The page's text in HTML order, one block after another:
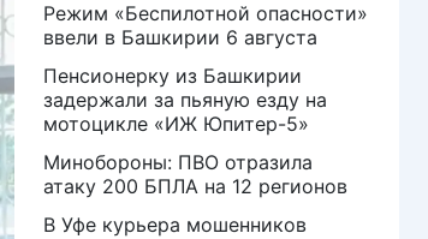
Режим «Беспилотной опасности»
ввели в Башкирии 6 августа
Пенсионерку из Башкирии
задержали за пьяную езду на
мотоцикле «ИЖ Юпитер-5»
Минобороны: ПВО отразила
атаку 200 БПЛА на 12 регионов
В Уфе курьера мошенников